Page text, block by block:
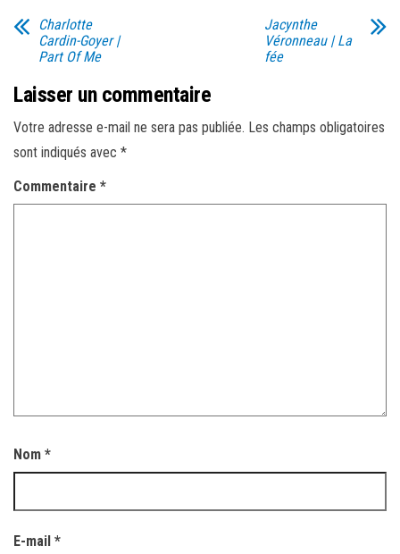
Charlotte
Cardin-Goyer |
Part Of Me
Jacynthe
Véronneau | La
fée
Laisser un commentaire
Votre adresse e-mail ne sera pas publiée. Les champs obligatoires
sont indiqués avec *
Commentaire *
Nom *
E-mail *